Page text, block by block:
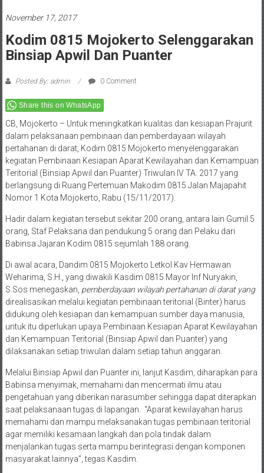
November 17, 2017
Kodim 0815 Mojokerto Selenggarakan
Binsiap Apwil Dan Puanter
Posted By: admin 0 Comment
Share this on WhatsApp
CB, Mojokerto – Untuk meningkatkan kualitas dan kesiapan Prajurit
dalam pelaksanaan pembinaan dan pemberdayaan wilayah
pertahanan di darat, Kodim 0815 Mojokerto menyelenggarakan
kegiatan Pembinaan Kesiapan Aparat Kewilayahan dan Kemampuan
Teritorial (Binsiap Apwil dan Puanter) Triwulan IV TA. 2017 yang
berlangsung di Ruang Pertemuan Makodim 0815 Jalan Majapahit
Nomor 1 Kota Mojokerto, Rabu (15/11/2017).
Hadir dalam kegiatan tersebut sekitar 200 orang, antara lain Gumil 5
orang, Staf Pelaksana dan pendukung 5 orang dan Pelaku dari
Babinsa Jajaran Kodim 0815 sejumlah 188 orang.
Di awal acara, Dandim 0815 Mojokerto Letkol Kav Hermawan
Weharima, S.H., yang diwakili Kasdim 0815 Mayor Inf Nuryakin,
S.Sos menegaskan, pemberdayaan wilayah pertahanan di darat yang
direalisasikan melalui kegiatan pembinaan teritorial (Binter) harus
didukung oleh kesiapan dan kemampuan sumber daya manusia,
untuk itu diperlukan upaya Pembinaan Kesiapan Aparat Kewilayahan
dan Kemampuan Teritorial (Binsiap Apwil dan Puanter) yang
dilaksanakan setiap triwulan dalam setiap tahun anggaran.
Melalui Binsiap Apwil dan Puanter ini, lanjut Kasdim, diharapkan para
Babinsa menyimak, memahami dan mencermati ilmu atau
pengetahuan yang diberikan narasumber sehingga dapat diterapkan
saat pelaksanaan tugas di lapangan. “Aparat kewilayahan harus
memahami dan mampu melaksanakan tugas pembinaan teritorial
agar memiliki kesamaan langkah dan pola tindak dalam
menjalankan tugas serta mampu berintegrasi dengan komponen
masyarakat lainnya”, tegas Kasdim.